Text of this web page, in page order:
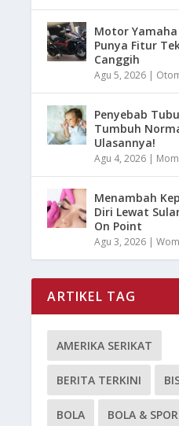
Motor Yamaha
Punya Fitur
Canggih
Agu 5, 2026 |
Penyebab
Tumbuh
Ulasannya!
Agu 4, 2026 | Mom
Menambah
Diri Lewat
On Point
Agu 3, 2026 |
ARTIKEL TAG
AMERIKA SERIKAT
BERITA TERKINI
BOLA BOLA &